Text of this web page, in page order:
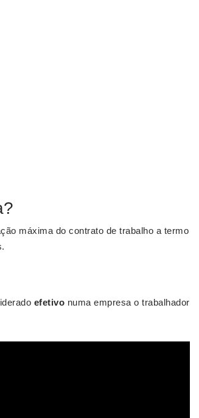
máxima do contrato de trabalho a termo
efetivo numa empresa o trabalhador